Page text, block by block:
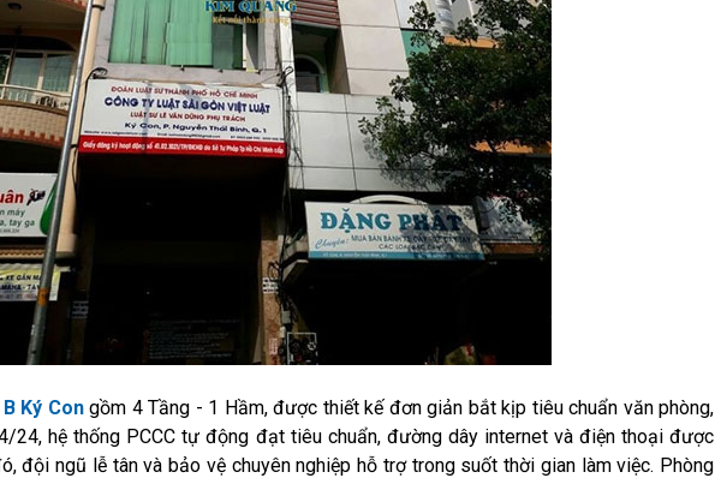
Ký Congồm 4 Tầng - 1 Hầm, được thiết kế đơn giản bắt kịp tiêu chuẩn văn phòng,
24, hệ thống PCCC tự động đạt tiêu chuẩn, đường dây internet và điện thoại được
đội ngũ lễ tân và bảo vệ chuyên nghiệp hỗ trợ trong suốt thời gian làm việc. Phòng